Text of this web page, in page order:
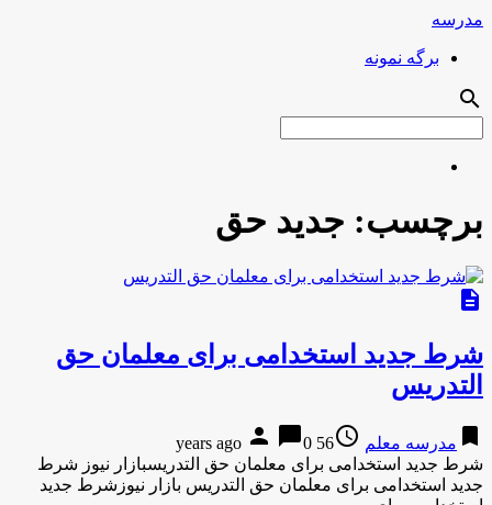
مدرسه
برگه نمونه
search
برچسب: جدید حق
description
شرط جدید استخدامی برای معلمان حق
التدریس
bookmark مدرسه معلم access_time
56 years ago
person chat_bubble0
شرط جدید استخدامی برای معلمان حق التدریسبازار نیوز شرط
جدید استخدامی برای معلمان حق التدریس بازار نیوزشرط جدید